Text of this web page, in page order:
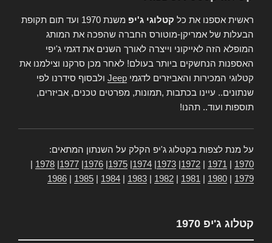
ראשית אספנו את כל קטלוגי ג'יפ
משנת 1970 ועד תום תקופת
הבעלות של אמריקן-מוטורס החברה שהפכה את המותג
המופלא הזה לאייקוני וייצרה לאורך השנים את דגמי ג'יפי
האספנות הנחשקים ביותר בעולם! לאחר מכן סרקנו וצילמנו את
קטלוגי המכירות והאביזרים לדגמי Jeep ולבסוף סידרנו לפי
שנתונים.. עיינו בכתבות ,תמונות, מפרטים טכנים, אביזרים,
תוספות ועוד.. תהנו!
על מנת לצפות בקטלוג ג'יפ הקלק על השנתון המתאים:
1970
1971
1972
1973
1974
1975
1976
1977
1978
1979
1980
1981
1982
1983
1984
1985
1986
קטלוג ג'יפ 1970